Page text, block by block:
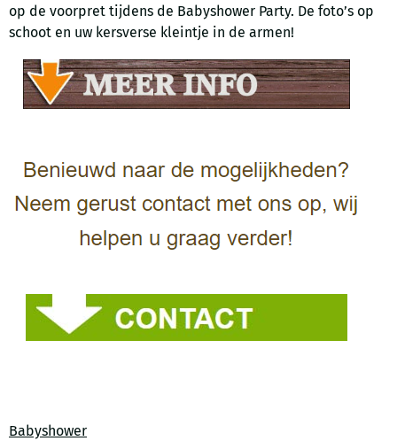
op de voorpret tijdens de Babyshower Party. De foto’s op
schoot en uw kersverse kleintje in de armen!
Babyshower